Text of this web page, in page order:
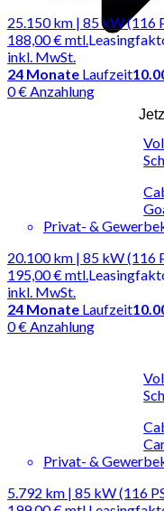
25.150 km | 85 kW (116
188,00 €mtl.
inkl. MwSt.
24 Monate Laufzeit
0 € Anzahlung
Privat- &
20.100 km | 85 kW (116
195,00 €mtl.
inkl. MwSt.
24 Monate Laufzeit
0 € Anzahlung
Privat- &
5.792 km | 85 kW (116